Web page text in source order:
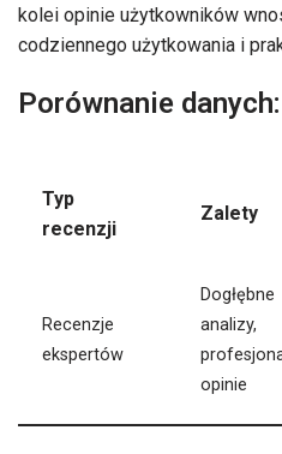
kolei opinie użytkowników
codziennego użytkowania i
Porównanie danych:
Typ
recenzji
Zalety
Recenzje
ekspertów
Dogłębne
analizy,
opinie